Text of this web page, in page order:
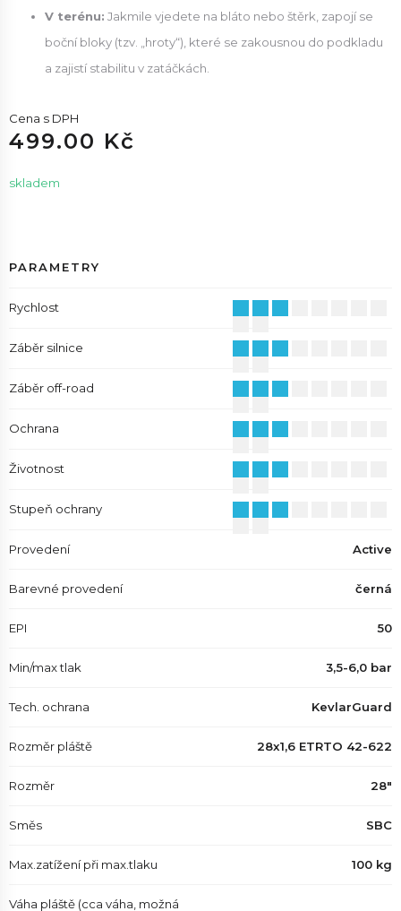
V terénu: Jakmile vjedete na bláto nebo štěrk, zapojí se
boční bloky (tzv. „hroty“), které se zakousnou do podkladu
a zajistí stabilitu v zatáčkách.
Cena s DPH
499.00 Kč
skladem
PARAMETRY
Rychlost
Záběr silnice
Záběr off-road
Ochrana
Životnost
Stupeň ochrany
Provedení Active
Barevné provedení černá
EPI 50
Min/max tlak 3,5-6,0 bar
Tech. ochrana KevlarGuard
Rozměr pláště 28x1,6 ETRTO 42-622
Rozměr 28"
Směs SBC
Max.zatížení při max.tlaku 100 kg
Váha pláště (cca váha, možná